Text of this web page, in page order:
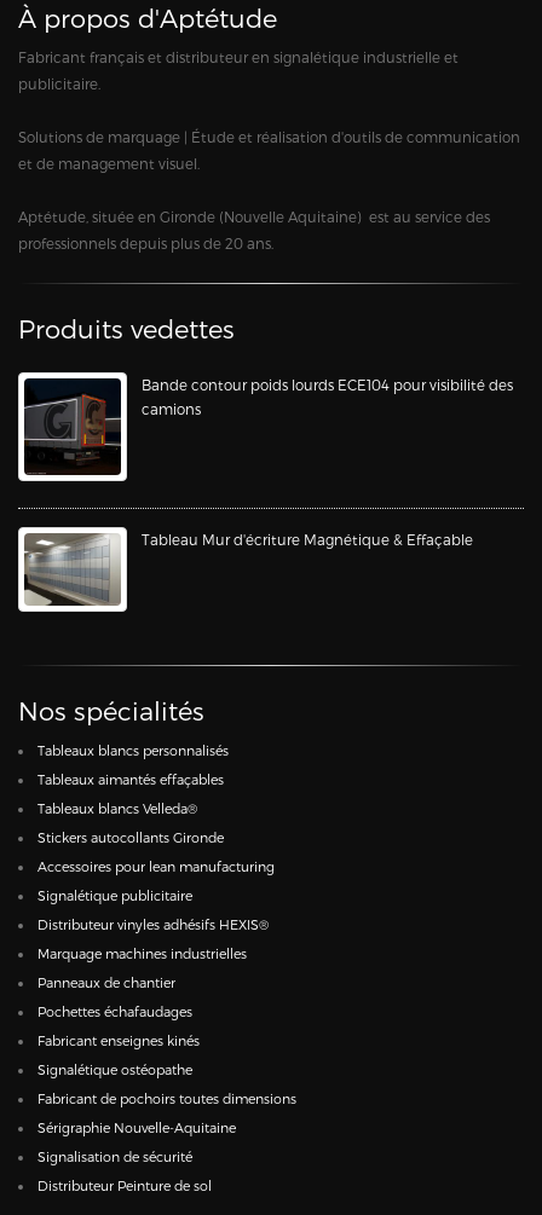
À propos d'Aptétude
Fabricant français et distributeur en signalétique industrielle et
publicitaire.
Solutions de marquage | Étude et réalisation d'outils de communication
et de management visuel.
Aptétude, située en Gironde (Nouvelle Aquitaine) est au service des
professionnels depuis plus de 20 ans.
Produits vedettes
Bande contour poids lourds ECE104 pour visibilité des
camions
Tableau Mur d'écriture Magnétique & Effaçable
Nos spécialités
Tableaux blancs personnalisés
Tableaux aimantés effaçables
Tableaux blancs Velleda®
Stickers autocollants Gironde
Accessoires pour lean manufacturing
Signalétique publicitaire
Distributeur vinyles adhésifs HEXIS®
Marquage machines industrielles
Panneaux de chantier
Pochettes échafaudages
Fabricant enseignes kinés
Signalétique ostéopathe
Fabricant de pochoirs toutes dimensions
Sérigraphie Nouvelle-Aquitaine
Signalisation de sécurité
Distributeur Peinture de sol